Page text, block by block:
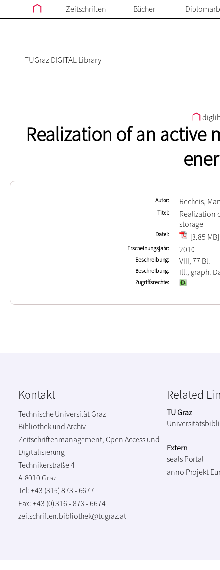
Zeitschriften Bücher
TUGraz DIGITAL Library
Realization of an active
Autor Recheis,
Titel
Realization
storage
Datei [3.85 MB]
Erscheinungsjahr 2010
Beschreibung VIII, 77 Bl.
Beschreibung Ill., graph.
Zugriffsrechte
Kontakt
Technische Universität Graz
Bibliothek und Archiv
Zeitschriftenmanagement, Open Access und
Digitalisierung
Technikerstraße 4
A-8010 Graz
Tel: +43 (316) 873 - 6677
Fax: +43 (0) 316 - 873 - 6674
zeitschriften.bibliothek@tugraz.at
Related
TU Graz
Extern
seals Portal
anno Projekt